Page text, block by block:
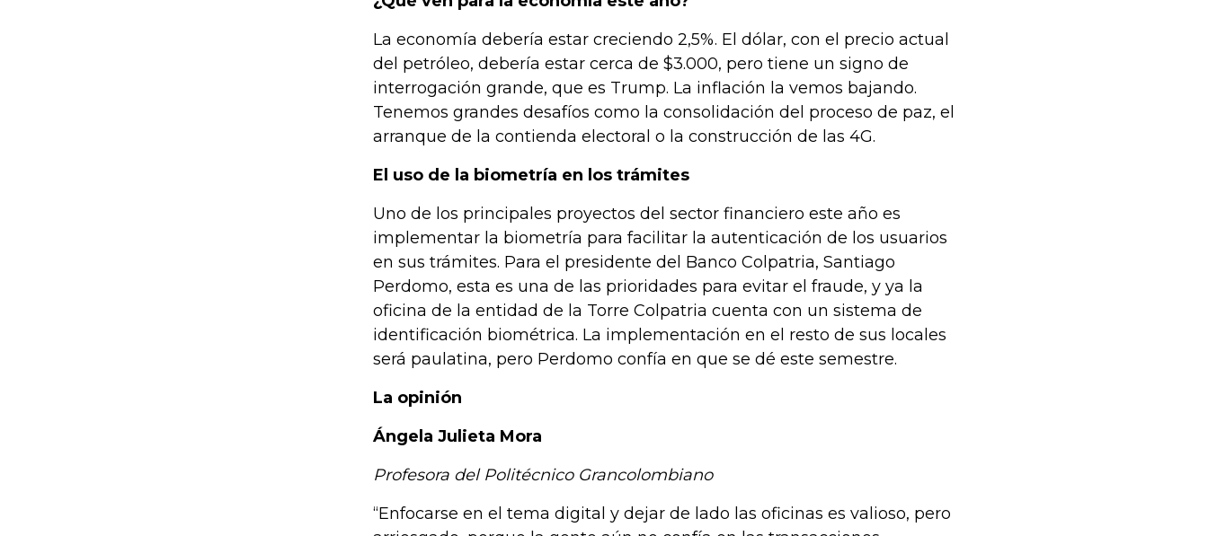
La economía debería estar creciendo 2,5%. El dólar, con el precio actual
del petróleo, debería estar cerca de $3.000, pero tiene un signo de
interrogación grande, que es Trump. La inflación la vemos bajando.
Tenemos grandes desafíos como la consolidación del proceso de paz, el
arranque de la contienda electoral o la construcción de las 4G.
El uso de la biometría en los trámites
Uno de los principales proyectos del sector financiero este año es
implementar la biometría para facilitar la autenticación de los usuarios
en sus trámites. Para el presidente del Banco Colpatria, Santiago
Perdomo, esta es una de las prioridades para evitar el fraude, y ya la
oficina de la entidad de la Torre Colpatria cuenta con un sistema de
identificación biométrica. La implementación en el resto de sus locales
será paulatina, pero Perdomo confía en que se dé este semestre.
La opinión
Ángela Julieta Mora
Profesora del Politécnico Grancolombiano
“Enfocarse en el tema digital y dejar de lado las oficinas es valioso, pero